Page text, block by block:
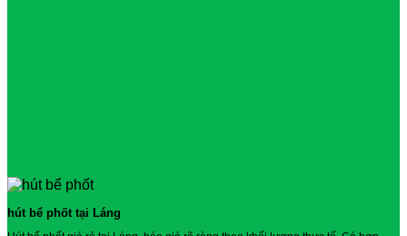
hút bể phốt tại Láng